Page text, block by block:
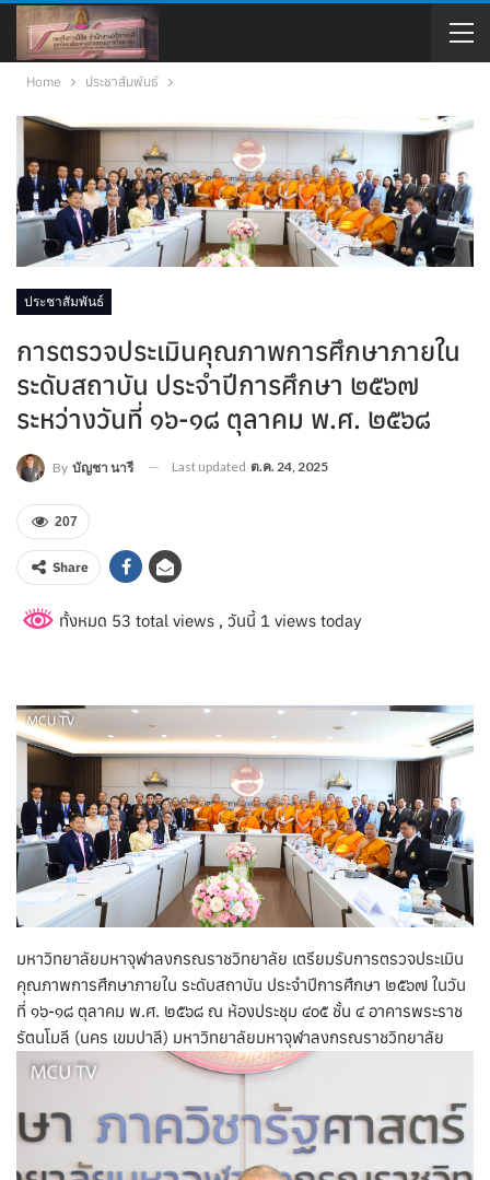
Home ประชาสัมพันธ์
ประชาสัมพันธ์
การตรวจประเมินคุณภาพการศึกษาภายใน
ระดับสถาบัน ประจำปีการศึกษา ๒๕๖๗
ระหว่างวันที่ ๑๖-๑๘ ตุลาคม พ.ศ. ๒๕๖๘
By บัญชา นารี Last updated ต.ค. 24, 2025
207
Share
ทั้งหมด 53 total views , วันนี้ 1 views today
มหาวิทยาลัยมหาจุฬาลงกรณราชวิทยาลัย เตรียมรับการตรวจประเมิน
คุณภาพการศึกษาภายใน ระดับสถาบัน ประจำปีการศึกษา ๒๕๖๗ ในวัน
ที่ ๑๖-๑๘ ตุลาคม พ.ศ. ๒๕๖๘ ณ ห้องประชุม ๔๐๕ ชั้น ๔ อาคารพระราช
รัตนโมลี (นคร เขมปาลี) มหาวิทยาลัยมหาจุฬาลงกรณราชวิทยาลัย